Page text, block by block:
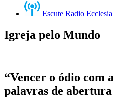
Escute Radio Ecclesia
Igreja pelo Mundo
“Vencer o ódio com
palavras de